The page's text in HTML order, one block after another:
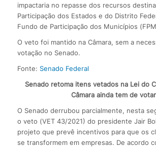
impactaria no repasse dos recursos
Participação dos Estados e do Distrito
Fundo de Participação dos Municípios
O veto foi mantido na Câmara, sem a
votação no Senado.
Fonte: Senado Federal
Senado retoma itens vetados na Lei do
Câmara ainda tem de votar
O Senado derrubou parcialmente, nesta
o veto (VET 43/2021) do presidente Jair
projeto que prevê incentivos para que os
se transformem em empresas. De acordo